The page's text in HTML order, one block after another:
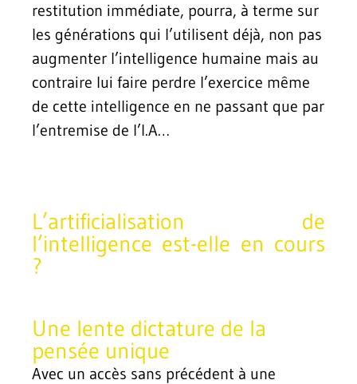
restitution immédiate, pourra, à terme sur
les générations qui l’utilisent déjà, non pas
augmenter l’intelligence humaine mais au
contraire lui faire perdre l’exercice même
de cette intelligence en ne passant que par
l’entremise de l’I.A…
L’artificialisation de
l’intelligence est-elle en cours
?
Une lente dictature de la
pensée unique
Avec un accès sans précédent à une